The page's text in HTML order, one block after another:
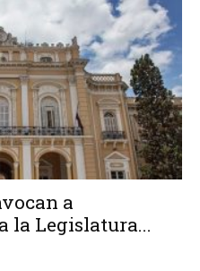
a
la Legislatura...